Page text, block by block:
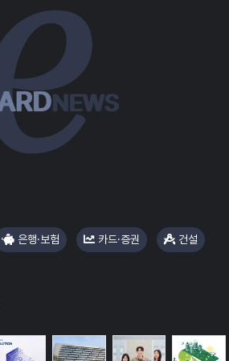
#대신증권
은행·보험 카드·증권 건설